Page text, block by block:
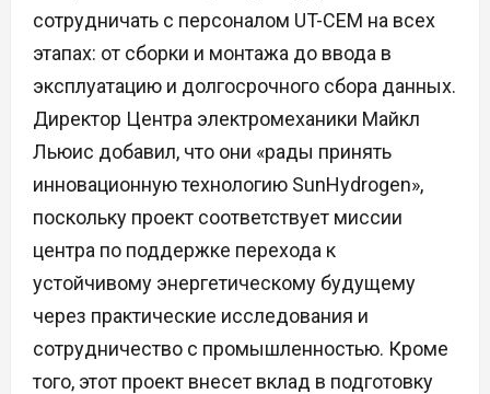
сотрудничать с персоналом UT-CEM на всех
этапах: от сборки и монтажа до ввода в
эксплуатацию и долгосрочного сбора данных.
Директор Центра электромеханики Майкл
Льюис добавил, что они «рады принять
инновационную технологию SunHydrogen»,
поскольку проект соответствует миссии
центра по поддержке перехода к
устойчивому энергетическому будущему
через практические исследования и
сотрудничество с промышленностью. Кроме
того, этот проект внесет вклад в подготовку